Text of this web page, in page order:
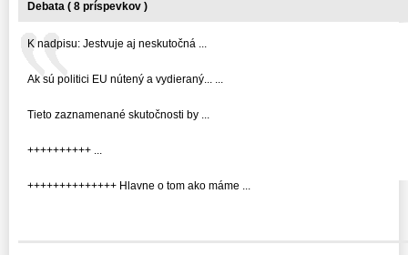
Debata ( 8 príspevkov )
K nadpisu: Jestvuje aj neskutočná ...
Ak sú politici EU nútený a vydieraný... ...
Tieto zaznamenané skutočnosti by ...
++++++++++ ...
++++++++++++++ Hlavne o tom ako máme ...